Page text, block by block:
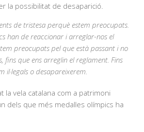
la possibilitat de desaparició.
de tristesa perquè estem preocupats.
han de reaccionar i arreglar-nos el
preocupats pel que està passant i no
fins que ens arreglin el reglament. Fins
il·legals o desapareixerem.
la vela catalana com a patrimoni
dels que més medalles olímpics ha